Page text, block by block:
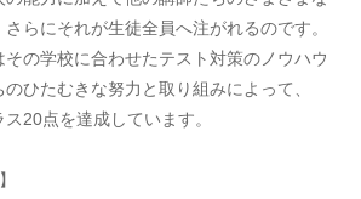
らにそれが生徒全員へ注がれるのです。
の学校に合わせたテスト対策のノウハウ
ひたむきな努力と取り組みによって、
20点を達成しています。